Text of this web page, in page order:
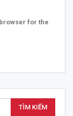
for the